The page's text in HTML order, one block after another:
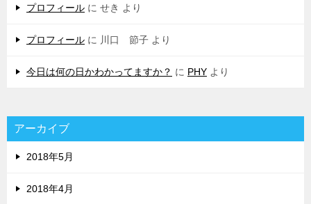
プロフィール に せき より
プロフィール に 川口 節子 より
今日は何の日かわかってますか？ に PHY より
アーカイブ
2018年5月
2018年4月